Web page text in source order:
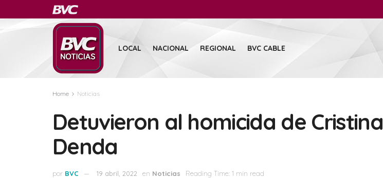
LOCAL NACIONAL REGIONAL BVC CABLE
Home Noticias
Detuvieron al homicida de Cristina
Denda
por BVC 19 abril, 2022 en Noticias Reading Time: 1 min read